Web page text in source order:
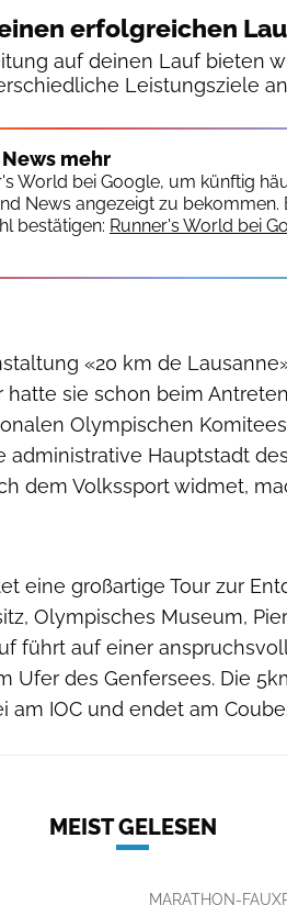
erfolgreichen
auf deinen Lauf bieten
Leistungsziele
mehr
World bei Google, um künftig
News angezeigt zu bekommen.
bestätigen: Runner's World bei
«20 km de
hatte sie schon beim
Olympischen
administrative Hauptstadt
dem Volkssport widmet,
eine großartige Tour zur
Olympisches Museum,
führt auf einer
Ufer des Genfersees. Die
am IOC und endet am
MEIST GELESEN
MARATHON-